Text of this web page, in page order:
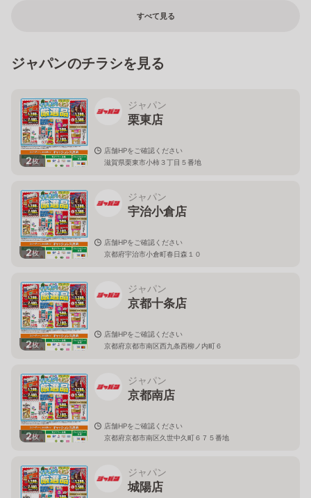
すべて見る
ジャパンのチラシを見る
2枚
ジャパン
栗東店
店舗HPをご確認ください
滋賀県栗東市小柿３丁目５番地
2枚
ジャパン
宇治小倉店
店舗HPをご確認ください
京都府宇治市小倉町春日森１０
2枚
ジャパン
京都十条店
店舗HPをご確認ください
京都府京都市南区西九条西柳ノ内町６
2枚
ジャパン
京都南店
店舗HPをご確認ください
京都府京都市南区久世中久町６７５番地
ジャパン
城陽店